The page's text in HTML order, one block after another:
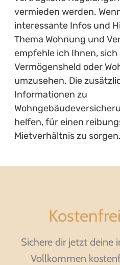
vermieden werden.
interessante Infos und
Thema Wohnung und
empfehle ich Ihnen,
Vermögensheld oder
umzusehen. Die
Informationen zu
helfen, für einen
Mietverhältnis zu sorgen.
Sichere dir jetzt deine
Vollkommen